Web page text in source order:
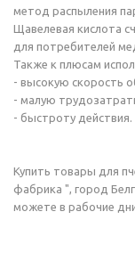
метод распыления
Щавелевая кислота
для потребителей
Также к плюсам
- высокую скорость
- малую
- быстроту действия.
Купить товары для
фабрика ", город
можете в рабочие